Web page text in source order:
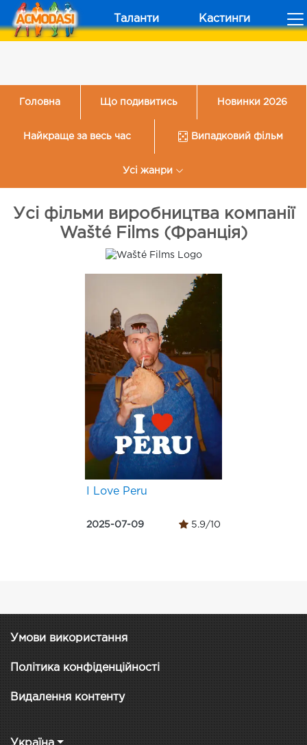
Таланти Кастинги
Головна Що подивитись Новинки 2026
Найкраще за весь час Випадковий фільм
Усі жанри
Усі фільми виробництва компанії
Wašté Films (Франція)
I Love Peru
2025-07-09 5.9/10
Умови використання
Політика конфіденційності
Видалення контенту